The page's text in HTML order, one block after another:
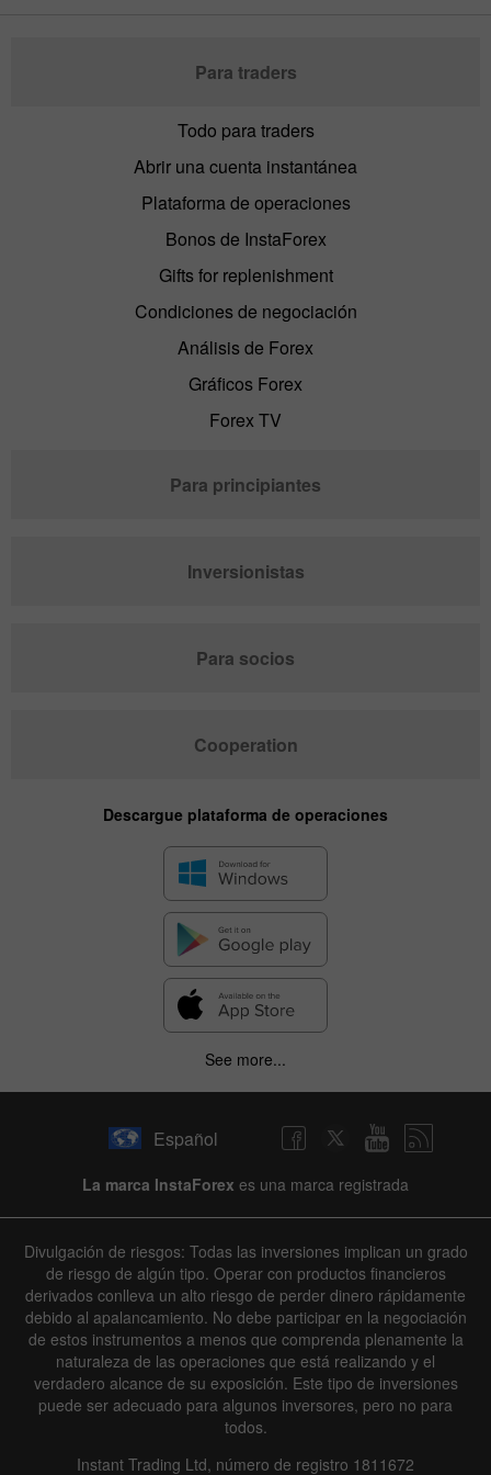
Para traders
Todo para traders
Abrir una cuenta instantánea
Plataforma de operaciones
Bonos de InstaForex
Gifts for replenishment
Condiciones de negociación
Análisis de Forex
Gráficos Forex
Forex TV
Para principiantes
Inversionistas
Para socios
Cooperation
Descargue plataforma de operaciones
See more...
Español
La marca InstaForex es una marca registrada
Divulgación de riesgos: Todas las inversiones implican un grado
de riesgo de algún tipo. Operar con productos financieros
derivados conlleva un alto riesgo de perder dinero rápidamente
debido al apalancamiento. No debe participar en la negociación
de estos instrumentos a menos que comprenda plenamente la
naturaleza de las operaciones que está realizando y el
verdadero alcance de su exposición. Este tipo de inversiones
puede ser adecuado para algunos inversores, pero no para
todos.
Instant Trading Ltd, número de registro 1811672